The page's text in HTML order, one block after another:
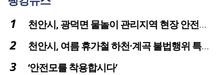
천안시, 광덕면 물놀이 관리지역 현장 안전점검 실시
천안시, 여름 휴가철 하천·계곡 불법행위 특별단속
‘안전모를 착용합시다’